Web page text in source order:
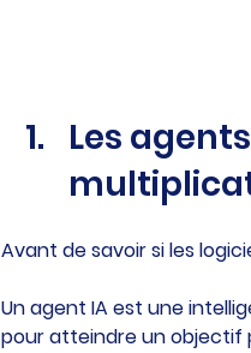
Les
Avant de savoir si les
Un agent IA est une
pour atteindre un objectif